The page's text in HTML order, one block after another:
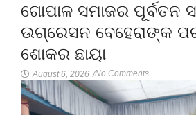
ଗୋପାଳ ସମାଜର ପୂର୍ବତନ
ଉଗ୍ରେସନ ବେହେରାଙ୍କ
ଶୋକର ଛାୟା
August 6, 2026 /No Comments